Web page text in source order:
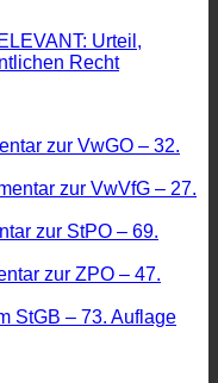
Urteil,
Recht
zur VwGO – 32.
zur VwVfG – 27.
zur StPO – 69.
zur ZPO – 47.
StGB – 73. Auflage